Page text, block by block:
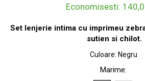
Economisesti:
Set lenjerie intima cu imprimeu
sutien si chilot.
Culoare: Negru
Marime: